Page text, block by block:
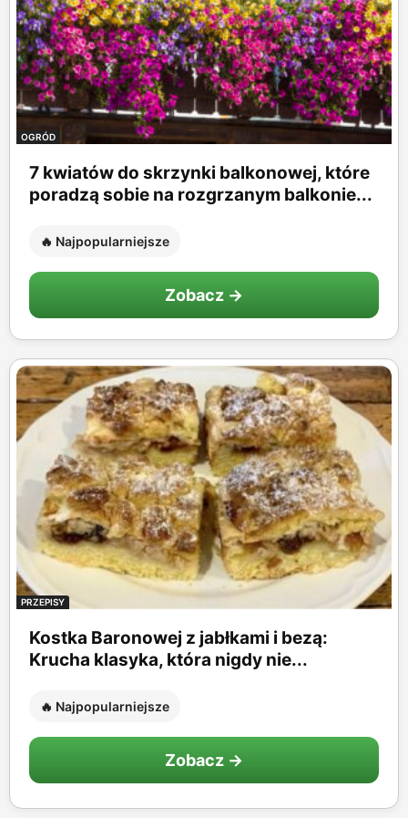
OGRÓD
7 kwiatów do skrzynki balkonowej, które
poradzą sobie na rozgrzanym balkonie...
🔥 Najpopularniejsze
Zobacz →
PRZEPISY
Kostka Baronowej z jabłkami i bezą:
Krucha klasyka, która nigdy nie...
🔥 Najpopularniejsze
Zobacz →